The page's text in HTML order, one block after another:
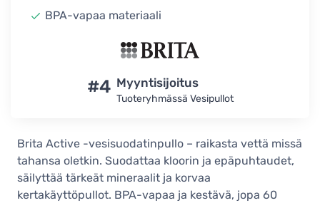
BPA-vapaa materiaali
#4 Myyntisijoitus
Tuoteryhmässä Vesipullot
Brita Active -vesisuodatinpullo – raikasta vettä missä
tahansa oletkin. Suodattaa kloorin ja epäpuhtaudet,
säilyttää tärkeät mineraalit ja korvaa
kertakäyttöpullot. BPA-vapaa ja kestävä, jopa 60